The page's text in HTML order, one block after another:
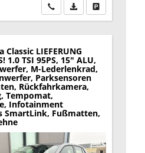
Wir rufen Sie an
PDF-Datei,Drucken,
Classic LIEFERUNG
1.0 TSI 95PS, 15" ALU,
M-Lederlenkrad,
Parksensoren
Rückfahrkamera,
Tempomat,
Infotainment
SmartLink, Fußmatten,